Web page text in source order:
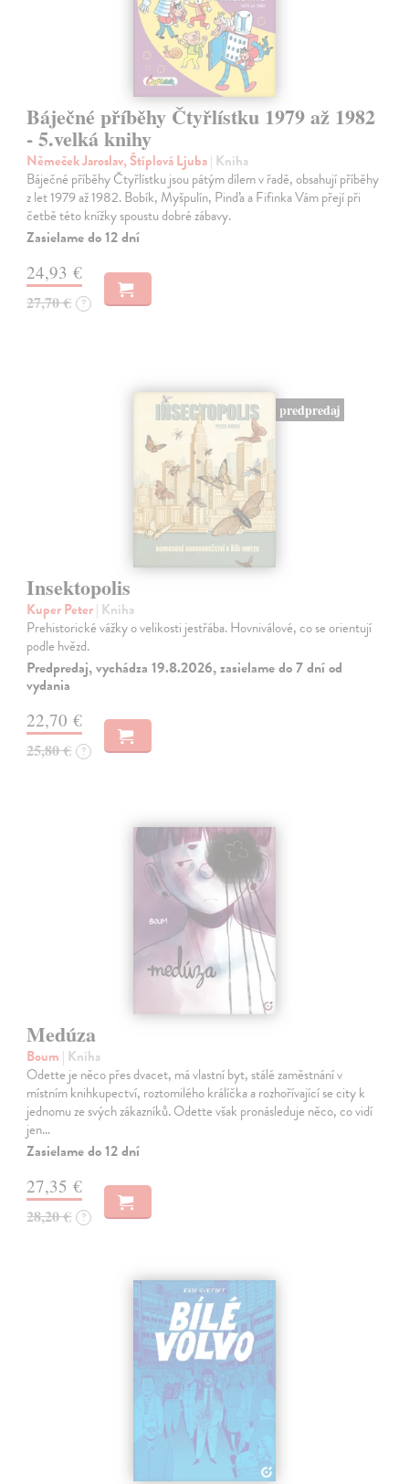
Báječné příběhy Čtyřlístku 1979 až 1982
- 5.velká knihy
Němeček Jaroslav, Štíplová Ljuba| Kniha
Báječné příběhy Čtyřlístku jsou pátým dílem v řadě, obsahují příběhy
z let 1979 až 1982. Bobík, Myšpulín, Pinďa a Fifinka Vám přejí při
četbě této knížky spoustu dobré zábavy.
Zasielame do 12 dní
24,93 €
27,70 € ?
predpredaj
Insektopolis
Kuper Peter| Kniha
Prehistorické vážky o velikosti jestřába. Hovniválové, co se orientují
podle hvězd.
Predpredaj, vychádza 19.8.2026, zasielame do 7 dní od
vydania
22,70 €
25,80 € ?
Medúza
Boum | Kniha
Odette je něco přes dvacet, má vlastní byt, stálé zaměstnání v
místním knihkupectví, roztomilého králíčka a rozhořívající se city k
jednomu ze svých zákazníků. Odette však pronásleduje něco, co vidí
jen…
Zasielame do 12 dní
27,35 €
28,20 € ?